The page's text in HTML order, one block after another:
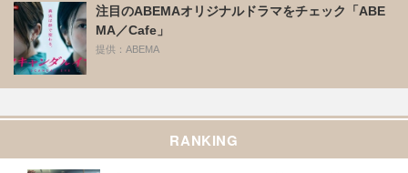
注目のABEMAオリジナルドラマをチェック「ABE
MA／Cafe」
提供：ABEMA
RANKING